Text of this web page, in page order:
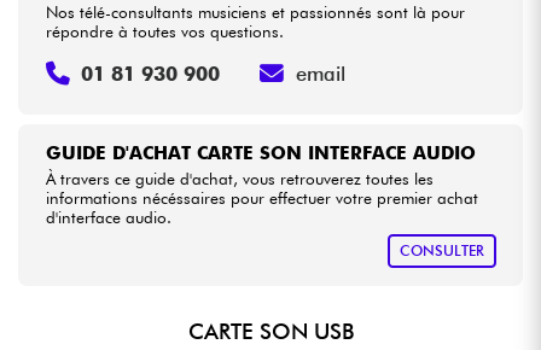
GUIDE D'ACHAT CARTE SON INTERFACE AUDIO
À travers ce guide d'achat, vous retrouverez toutes les
informations nécéssaires pour effectuer votre premier achat
d'interface audio.
CONSULTER
Nos télé-consultants musiciens et passionnés sont là pour
répondre à toutes vos questions.
01 81 930 900 email
CARTE SON USB